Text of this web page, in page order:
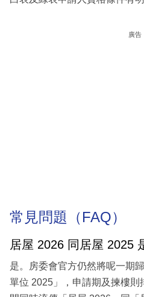
廣告
常見問題（FAQ）
居屋 2026 同居屋 2025
是。房委會官方仍然將呢一期
單位 2025」，申請期及揀樓則